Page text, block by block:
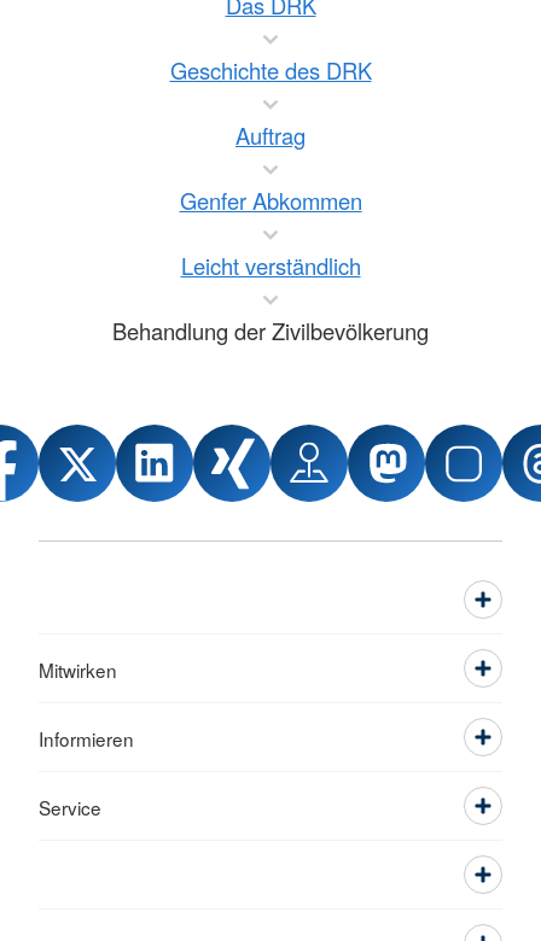
Geschichte des DRK
Auftrag
Genfer Abkommen
Leicht verständlich
Behandlung der Zivilbevölkerung
Mitwirken
Informieren
Service